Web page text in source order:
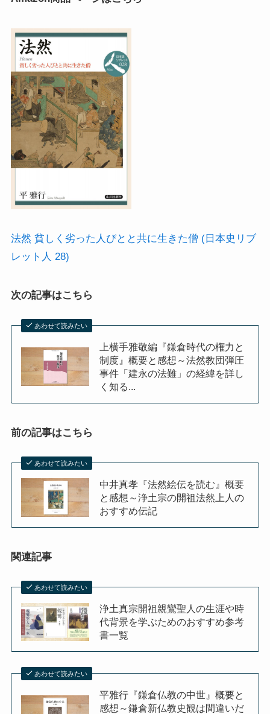
ドイツの大詩人ゲーテを味わう
哲学者ショーペンハウアーに学ぶ
カフカの街プラハとチェコ文学
ローマ帝国の興亡とバチカン、ローマカトリック
光の画家フェルメールと科学革命
奇跡の音楽家メンデルスゾーンの驚異の人生
その他おすすめ本
世界一周記
タンザニア・トルコ編
イスラエル編
ポーランド編
チェコ・オーストリア編
アメリカ編
リンク集
法然 貧しく劣った人びとと共に生きた僧 (日本史リブ
レット人 28)
次の記事はこちら
あわせて読みたい
上横手雅敬編『鎌倉時代の権力と
制度』概要と感想～法然教団弾圧
事件「建永の法難」の経緯を詳し
く知る...
前の記事はこちら
あわせて読みたい
中井真孝『法然絵伝を読む』概要
と感想～浄土宗の開祖法然上人の
おすすめ伝記
関連記事
あわせて読みたい
浄土真宗開祖親鸞聖人の生涯や時
代背景を学ぶためのおすすめ参考
書一覧
あわせて読みたい
平雅行『鎌倉仏教の中世』概要と
感想～鎌倉新仏教史観は間違いだ